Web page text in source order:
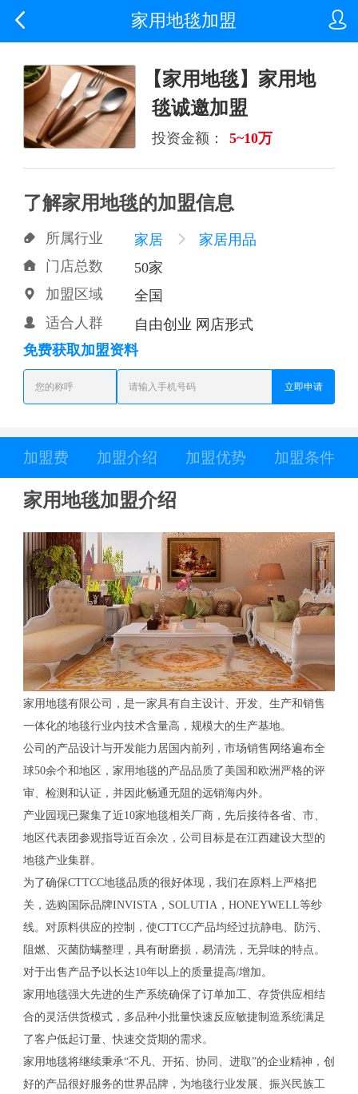

 家用地毯加盟
【家用地毯】家用地
毯诚邀加盟
投资金额： 5~10万
了解家用地毯的加盟信息
 所属行业 家居  家居用品
 门店总数 50家
 加盟区域 全国
 适合人群
自由创业 网店形式
免费获取加盟资料
立即申请
加盟费 加盟介绍 加盟优势 加盟条件
家用地毯加盟介绍
家用地毯有限公司，是一家具有自主设计、开发、生产和销售
一体化的地毯行业内技术含量高，规模大的生产基地。
公司的产品设计与开发能力居国内前列，市场销售网络遍布全
球50余个和地区，家用地毯的产品品质了美国和欧洲严格的评
审、检测和认证，并因此畅通无阻的远销海内外。
产业园现已聚集了近10家地毯相关厂商，先后接待各省、市、
地区代表团参观指导近百余次，公司目标是在江西建设大型的
地毯产业集群。
为了确保CTTCC地毯品质的很好体现，我们在原料上严格把
关，选购国际品牌INVISTA，SOLUTIA，HONEYWELL等纱
线。对原料供应的控制，使CTTCC产品均经过抗静电、防污、
阻燃、灭菌防螨整理，具有耐磨损，易清洗，无异味的特点。
对于出售产品予以长达10年以上的质量提高/增加。
家用地毯强大先进的生产系统确保了订单加工、存货供应相结
合的灵活供货模式，多品种小批量快速反应敏捷制造系统满足
了客户低起订量、快速交货期的需求。
家用地毯将继续秉承“不凡、开拓、协同、进取”的企业精神，创
好的产品很好服务的世界品牌，为地毯行业发展、振兴民族工